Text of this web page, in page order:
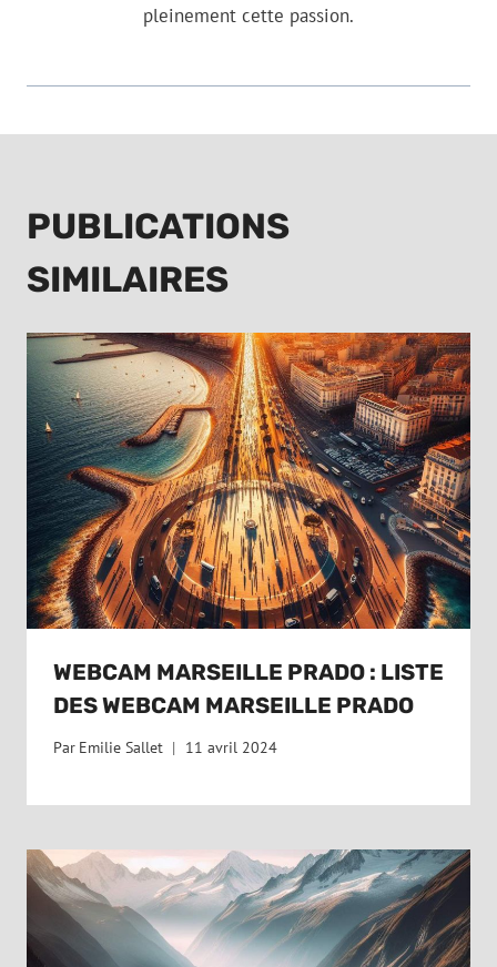
pleinement cette passion.
PUBLICATIONS
SIMILAIRES
WEBCAM MARSEILLE PRADO : LISTE
DES WEBCAM MARSEILLE PRADO
Par Emilie Sallet 11 avril 2024